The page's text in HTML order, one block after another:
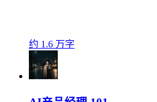
约 1.6 万字